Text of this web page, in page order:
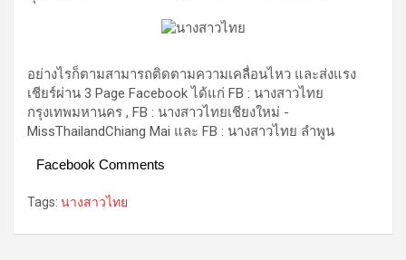
อย่างไรก็ตามสามารถติดตามความเคลื่อนไหว และส่งแรง
เชียร์ผ่าน 3 Page Facebook ได้แก่ FB : นางสาวไทย
กรุงเทพมหานคร , FB : นางสาวไทยเชียงใหม่ -
MissThailandChiang Mai และ FB : นางสาวไทย ลำพูน
Facebook Comments
Tags: นางสาวไทย